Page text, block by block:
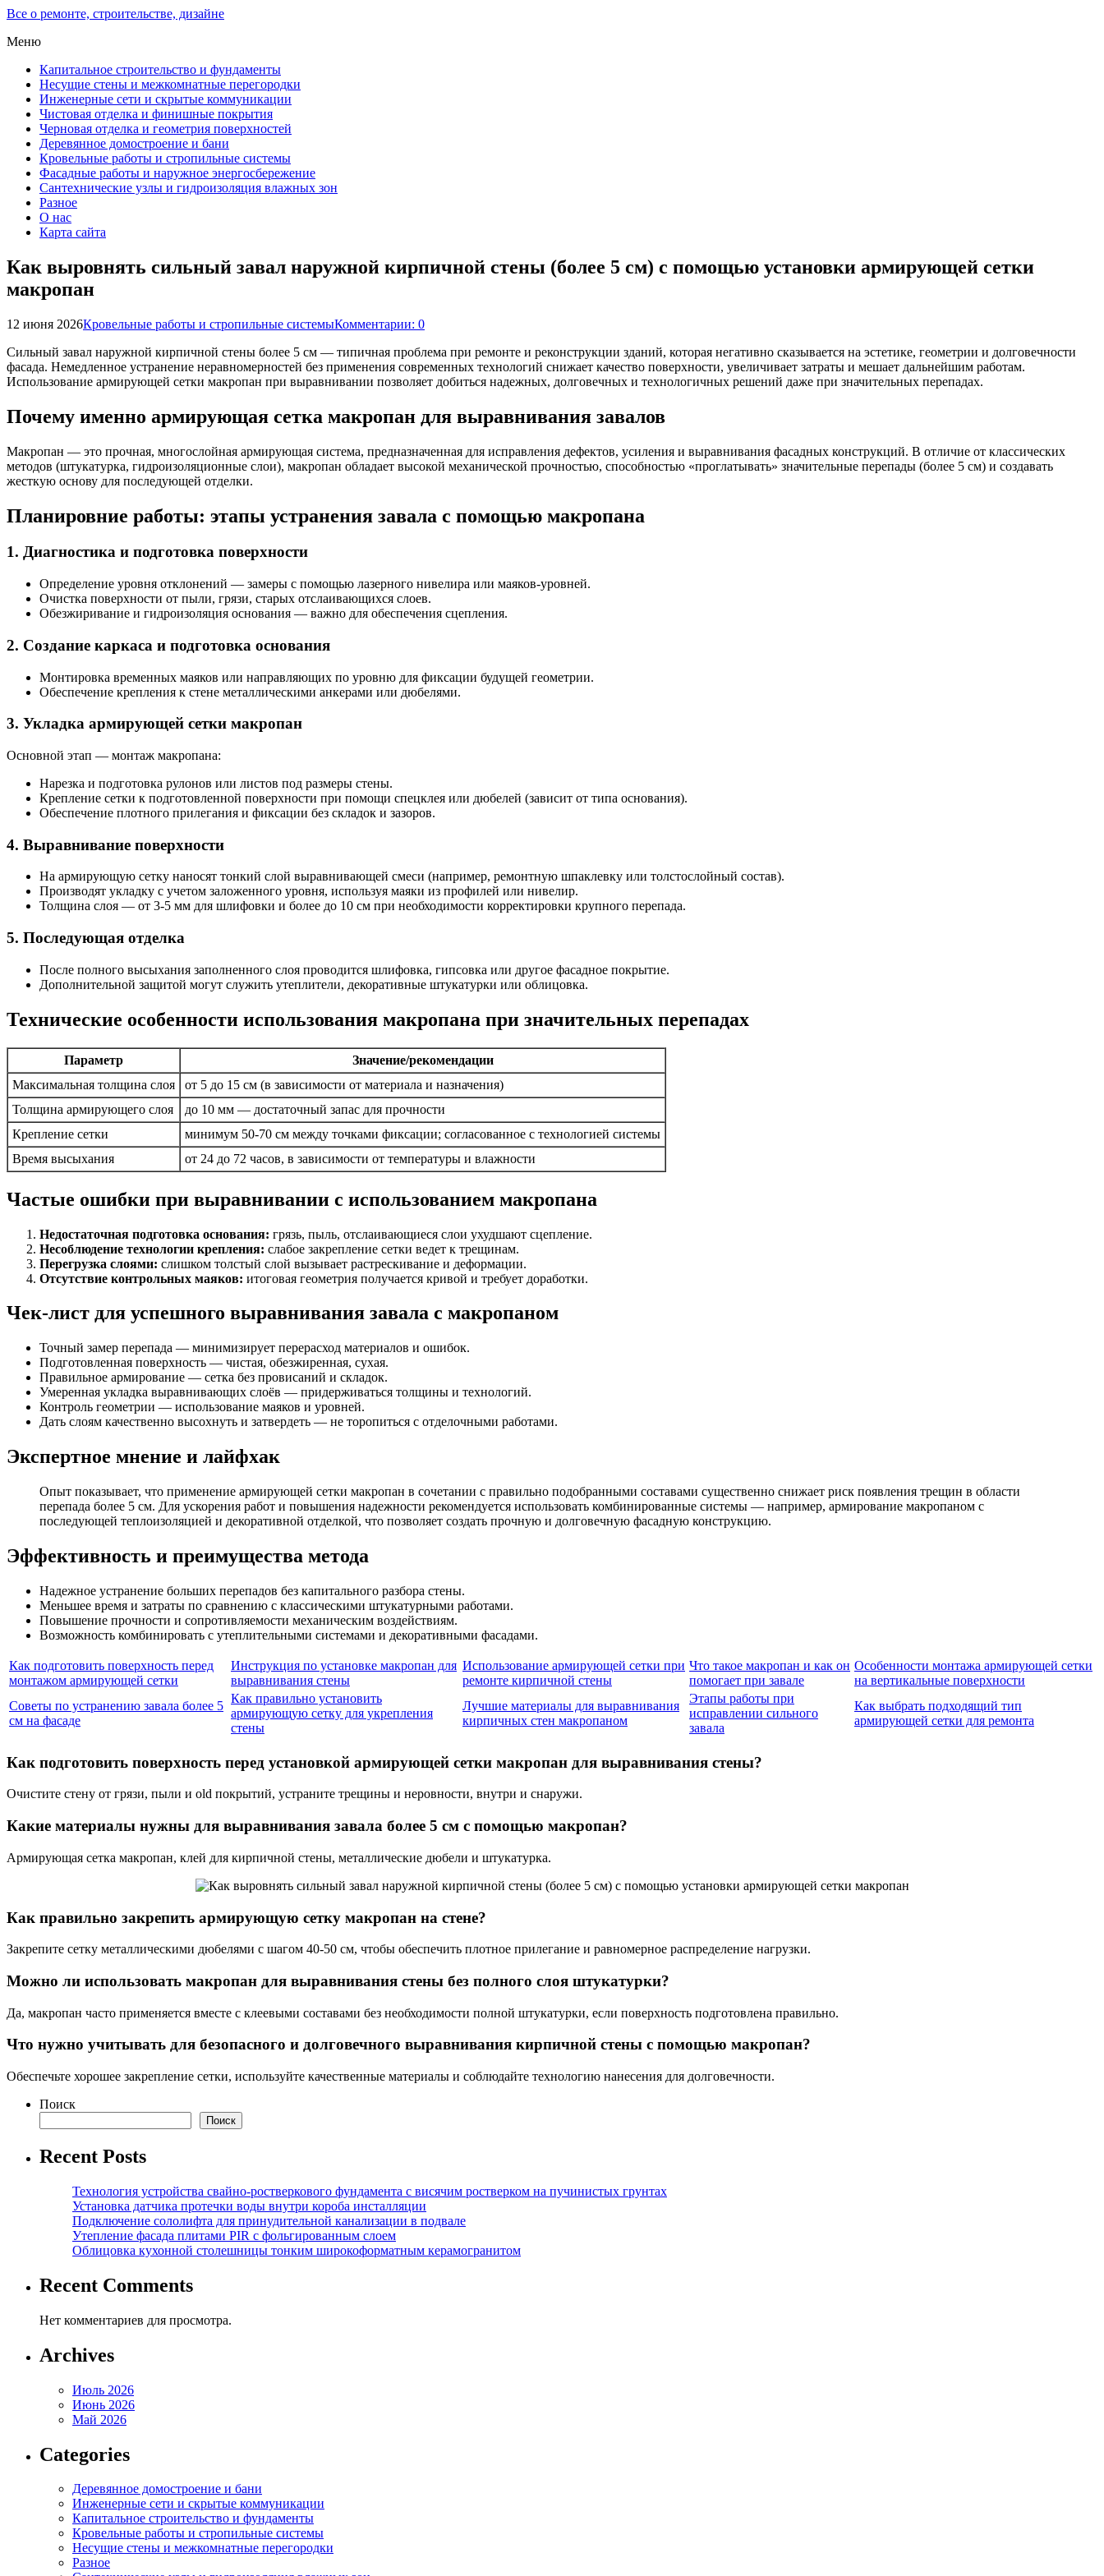
Все о ремонте, строительстве, дизайне
Меню
Капитальное строительство и фундаменты
Несущие стены и межкомнатные перегородки
Инженерные сети и скрытые коммуникации
Чистовая отделка и финишные покрытия
Черновая отделка и геометрия поверхностей
Деревянное домостроение и бани
Кровельные работы и стропильные системы
Фасадные работы и наружное энергосбережение
Сантехнические узлы и гидроизоляция влажных зон
Разное
О нас
Карта сайта
Как выровнять сильный завал наружной кирпичной стены (более 5 см) с помощью установки армирующей сетки
макропан
12 июня 2026Кровельные работы и стропильные системыКомментарии: 0
Сильный завал наружной кирпичной стены более 5 см — типичная проблема при ремонте и реконструкции зданий, которая негативно сказывается на эстетике, геометрии и долговечности
фасада. Немедленное устранение неравномерностей без применения современных технологий снижает качество поверхности, увеличивает затраты и мешает дальнейшим работам.
Использование армирующей сетки макропан при выравнивании позволяет добиться надежных, долговечных и технологичных решений даже при значительных перепадах.
Почему именно армирующая сетка макропан для выравнивания завалов
Макропан — это прочная, многослойная армирующая система, предназначенная для исправления дефектов, усиления и выравнивания фасадных конструкций. В отличие от классических
методов (штукатурка, гидроизоляционные слои), макропан обладает высокой механической прочностью, способностью «проглатывать» значительные перепады (более 5 см) и создавать
жесткую основу для последующей отделки.
Планировние работы: этапы устранения завала с помощью макропана
1. Диагностика и подготовка поверхности
Определение уровня отклонений — замеры с помощью лазерного нивелира или маяков-уровней.
Очистка поверхности от пыли, грязи, старых отслаивающихся слоев.
Обезжиривание и гидроизоляция основания — важно для обеспечения сцепления.
2. Создание каркаса и подготовка основания
Монтировка временных маяков или направляющих по уровню для фиксации будущей геометрии.
Обеспечение крепления к стене металлическими анкерами или дюбелями.
3. Укладка армирующей сетки макропан
Основной этап — монтаж макропана:
Нарезка и подготовка рулонов или листов под размеры стены.
Крепление сетки к подготовленной поверхности при помощи спецклея или дюбелей (зависит от типа основания).
Обеспечение плотного прилегания и фиксации без складок и зазоров.
4. Выравнивание поверхности
На армирующую сетку наносят тонкий слой выравнивающей смеси (например, ремонтную шпаклевку или толстослойный состав).
Производят укладку с учетом заложенного уровня, используя маяки из профилей или нивелир.
Толщина слоя — от 3-5 мм для шлифовки и более до 10 см при необходимости корректировки крупного перепада.
5. Последующая отделка
После полного высыхания заполненного слоя проводится шлифовка, гипсовка или другое фасадное покрытие.
Дополнительной защитой могут служить утеплители, декоративные штукатурки или облицовка.
Технические особенности использования макропана при значительных перепадах
Параметр
Значение/рекомендации
Максимальная толщина слоя
от 5 до 15 см (в зависимости от материала и назначения)
Толщина армирующего слоя
до 10 мм — достаточный запас для прочности
Крепление сетки
минимум 50-70 см между точками фиксации; согласованное с технологией системы
Время высыхания
от 24 до 72 часов, в зависимости от температуры и влажности
Частые ошибки при выравнивании с использованием макропана
Недостаточная подготовка основания: грязь, пыль, отслаивающиеся слои ухудшают сцепление.
Несоблюдение технологии крепления: слабое закрепление сетки ведет к трещинам.
Перегрузка слоями: слишком толстый слой вызывает растрескивание и деформации.
Отсутствие контрольных маяков: итоговая геометрия получается кривой и требует доработки.
Чек-лист для успешного выравнивания завала с макропаном
Точный замер перепада — минимизирует перерасход материалов и ошибок.
Подготовленная поверхность — чистая, обезжиренная, сухая.
Правильное армирование — сетка без провисаний и складок.
Умеренная укладка выравнивающих слоёв — придерживаться толщины и технологий.
Контроль геометрии — использование маяков и уровней.
Дать слоям качественно высохнуть и затвердеть — не торопиться с отделочными работами.
Экспертное мнение и лайфхак
Опыт показывает, что применение армирующей сетки макропан в сочетании с правильно подобранными составами существенно снижает риск появления трещин в области
перепада более 5 см. Для ускорения работ и повышения надежности рекомендуется использовать комбинированные системы — например, армирование макропаном с
последующей теплоизоляцией и декоративной отделкой, что позволяет создать прочную и долговечную фасадную конструкцию.
Эффективность и преимущества метода
Надежное устранение больших перепадов без капитального разбора стены.
Меньшее время и затраты по сравнению с классическими штукатурными работами.
Повышение прочности и сопротивляемости механическим воздействиям.
Возможность комбинировать с утеплительными системами и декоративными фасадами.
Как подготовить поверхность перед
монтажом армирующей сетки
Инструкция по установке макропан для
выравнивания стены
Использование армирующей сетки при
ремонте кирпичной стены
Что такое макропан и как он
помогает при завале
Особенности монтажа армирующей сетки
на вертикальные поверхности
Советы по устранению завала более 5
см на фасаде
Как правильно установить
армирующую сетку для укрепления
стены
Лучшие материалы для выравнивания
кирпичных стен макропаном
Этапы работы при
исправлении сильного
завала
Как выбрать подходящий тип
армирующей сетки для ремонта
Как подготовить поверхность перед установкой армирующей сетки макропан для выравнивания стены?
Очистите стену от грязи, пыли и old покрытий, устраните трещины и неровности, внутри и снаружи.
Какие материалы нужны для выравнивания завала более 5 см с помощью макропан?
Армирующая сетка макропан, клей для кирпичной стены, металлические дюбели и штукатурка.
Как правильно закрепить армирующую сетку макропан на стене?
Закрепите сетку металлическими дюбелями с шагом 40-50 см, чтобы обеспечить плотное прилегание и равномерное распределение нагрузки.
Можно ли использовать макропан для выравнивания стены без полного слоя штукатурки?
Да, макропан часто применяется вместе с клеевыми составами без необходимости полной штукатурки, если поверхность подготовлена правильно.
Что нужно учитывать для безопасного и долговечного выравнивания кирпичной стены с помощью макропан?
Обеспечьте хорошее закрепление сетки, используйте качественные материалы и соблюдайте технологию нанесения для долговечности.
Поиск
Поиск
Recent Posts
Технология устройства свайно-ростверкового фундамента с висячим ростверком на пучинистых грунтах
Установка датчика протечки воды внутри короба инсталляции
Подключение сололифта для принудительной канализации в подвале
Утепление фасада плитами PIR с фольгированным слоем
Облицовка кухонной столешницы тонким широкоформатным керамогранитом
Recent Comments
Нет комментариев для просмотра.
Archives
Июль 2026
Июнь 2026
Май 2026
Categories
Деревянное домостроение и бани
Инженерные сети и скрытые коммуникации
Капитальное строительство и фундаменты
Кровельные работы и стропильные системы
Несущие стены и межкомнатные перегородки
Разное